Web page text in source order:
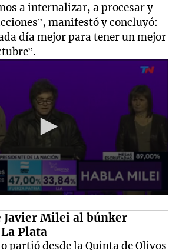
a internalizar, a procesar y
manifestó y concluyó:
día mejor para tener un mejor
Javier Milei al búnker
Plata
partió desde la Quinta de Olivos